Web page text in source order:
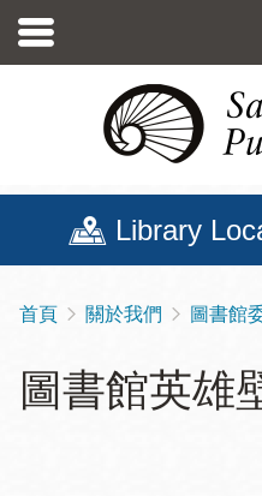
至
Library
導
航
連
首頁 關於我們 圖書館
圖書館英雄